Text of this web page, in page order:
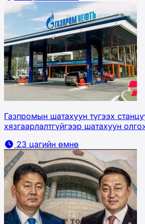
Газпромын шатахуун түгээх
хязгаарлалтгүйгээр шатахуун
23 цагийн өмнө